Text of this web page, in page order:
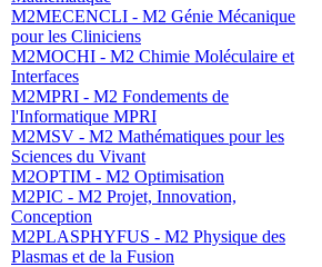
M2MECENCLI - M2 Génie Mécanique
pour les Cliniciens
M2MOCHI - M2 Chimie Moléculaire et
Interfaces
M2MPRI - M2 Fondements de
l'Informatique MPRI
M2MSV - M2 Mathématiques pour les
Sciences du Vivant
M2OPTIM - M2 Optimisation
M2PIC - M2 Projet, Innovation,
Conception
M2PLASPHYFUS - M2 Physique des
Plasmas et de la Fusion